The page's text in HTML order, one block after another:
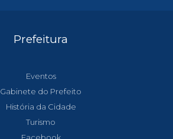
Prefeitura
Eventos
Gabinete do Prefeito
História da Cidade
Turismo